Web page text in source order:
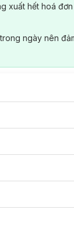
xuất hết hoá
ngày nên